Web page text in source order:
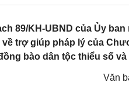
89/KH-UBND của Ủy
trợ giúp pháp lý của
bào dân tộc thiểu số
Văn